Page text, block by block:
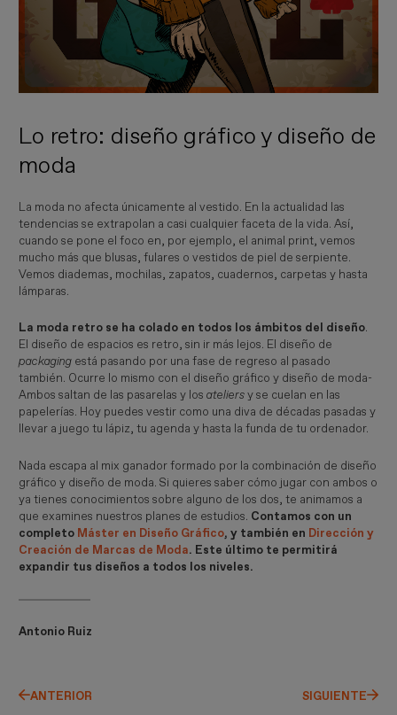
Lo retro: diseño gráfico y diseño de
moda
La moda no afecta únicamente al vestido. En la actualidad las
tendencias se extrapolan a casi cualquier faceta de la vida. Así,
cuando se pone el foco en, por ejemplo, el animal print, vemos
mucho más que blusas, fulares o vestidos de piel de serpiente.
Vemos diademas, mochilas, zapatos, cuadernos, carpetas y hasta
lámparas.
La moda retro se ha colado en todos los ámbitos del diseño.
El diseño de espacios es retro, sin ir más lejos. El diseño de
packaging está pasando por una fase de regreso al pasado
también. Ocurre lo mismo con el diseño gráfico y diseño de moda-
Ambos saltan de las pasarelas y losateliersy se cuelan en las
papelerías. Hoy puedes vestir como una diva de décadas pasadas y
llevar a juego tu lápiz, tu agenda y hasta la funda de tu ordenador.
Nada escapa al mix ganador formado por la combinación de diseño
gráfico y diseño de moda. Si quieres saber cómo jugar con ambos o
ya tienes conocimientos sobre alguno de los dos, te animamos a
que examines nuestros planes de estudios. Contamos con un
completo Máster en Diseño Gráfico, y también en Dirección y
Creación de Marcas de Moda. Este último te permitirá
expandir tus diseños a todos los niveles.
Antonio Ruiz
ANTERIOR SIGUIENTE